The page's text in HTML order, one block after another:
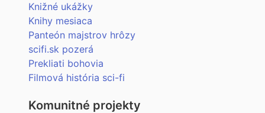
Knižné ukážky
Knihy mesiaca
Panteón majstrov hrôzy
scifi.sk pozerá
Prekliati bohovia
Filmová história sci-fi
Komunitné projekty